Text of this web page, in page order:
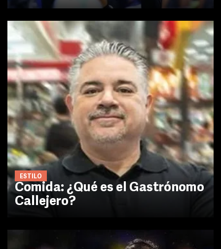
ESTILO
Comida: ¿Qué es el Gastrónomo
Callejero?